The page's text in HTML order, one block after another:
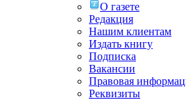
О газете
Редакция
Нашим клиентам
Издать книгу
Подписка
Вакансии
Правовая
Реквизиты